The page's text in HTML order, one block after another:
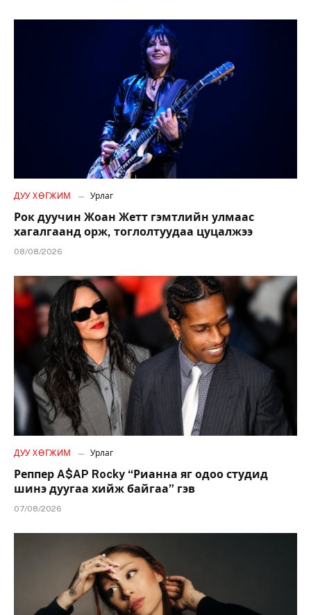
ДУУ ХӨГЖИМ Урлаг
Рок дуучин Жоан Жетт гэмтлийн улмаас
хагалгаанд орж, тоглолтуудаа цуцалжээ
08/08/2026
ДУУ ХӨГЖИМ Урлаг
Реппер A$AP Rocky “Рианна яг одоо студид
шинэ дуугаа хийж байгаа” гэв
07/08/2026